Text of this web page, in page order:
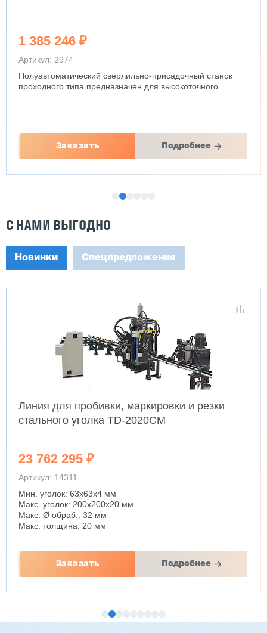
1 385 246 ₽
Артикул: 2974
Полуавтоматический сверлильно-присадочный станок
проходного типа предназначен для высокоточного ...
Заказать Подробнее
С НАМИ ВЫГОДНО
Новинки Спецпредложения
Линия для пробивки, маркировки и резки
стального уголка TD-2020CM
23 762 295 ₽
Артикул: 14311
Мин. уголок: 63x63x4 мм
Макс. уголок: 200x200x20 мм
Макс. Ø обраб.: 32 мм
Макс. толщина: 20 мм
Заказать Подробнее